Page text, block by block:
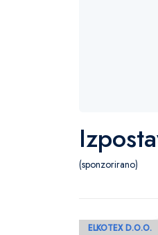
(sponzorirano)
ELKOTEX D.O.O.